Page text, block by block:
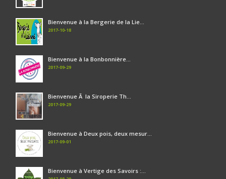
Bienvenue à la Bergerie de la Lie...
2017-10-18
Bienvenue à la Bonbonnière...
2017-09-29
Bienvenue Ã la Siroperie Th...
2017-09-29
Bienvenue à Deux pois, deux mesur...
2017-09-01
Bienvenue à Vertige des Savoirs :...